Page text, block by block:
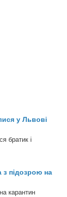
у Львові
братик і
підозрою на
карантин